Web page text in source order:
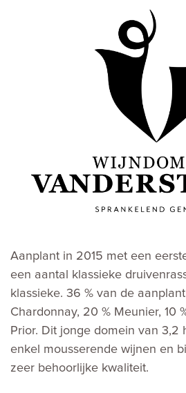
Aanplant in 2015 met een
een aantal klassieke
klassieke. 36 % van de
Chardonnay, 20 % Meunier, 10
Prior. Dit jonge domein van 3,2
enkel mousserende wijnen en
zeer behoorlijke kwaliteit.